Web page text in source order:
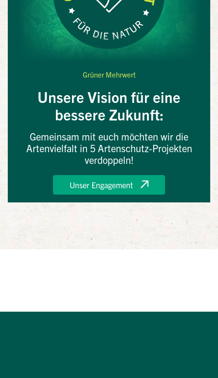
Grüner Mehrwert
Unsere Vision für eine
bessere Zukunft:
Gemeinsam mit euch möchten wir die
Artenvielfalt in 5 Artenschutz-Projekten
verdoppeln!
Unser Engagement